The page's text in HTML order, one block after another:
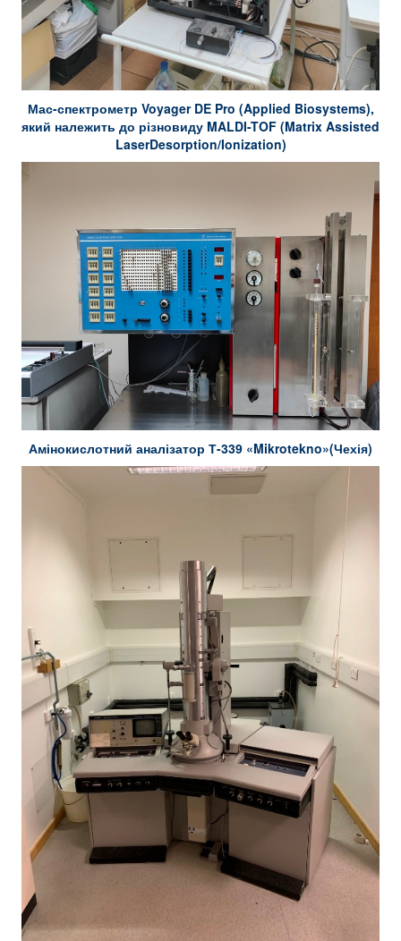
Мас-спектрометр Voyager DE Pro (Applied Biosystems),
який належить до різновиду MALDI-TOF (Matrix Assisted
LaserDesorption/Ionization)
Амінокислотний аналізатор Т-339 «Mikrotekno»(Чехія)